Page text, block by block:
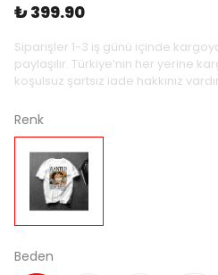
₺ 399.90
Siparişler 1-3 iş günü içinde
paylaşılır. Türkiye’nin her yerine
koşulsuz şartsız iade hakkınız
Renk
Beden